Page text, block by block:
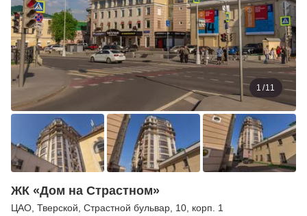
1 /11
ЖК «Дом на Страстном»
ЦАО Тверской Страстной бульвар , 10, корп. 1